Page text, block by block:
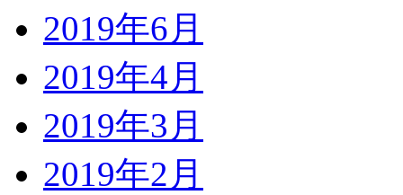
2019年6月
2019年4月
2019年3月
2019年2月